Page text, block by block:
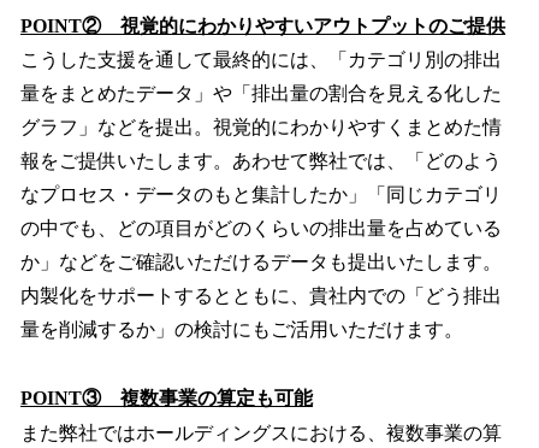
POINT② 視覚的にわかりやすいアウトプットのご提供
こうした支援を通して最終的には、「カテゴリ別の排出
量をまとめたデータ」や「排出量の割合を見える化した
グラフ」などを提出。視覚的にわかりやすくまとめた情
報をご提供いたします。あわせて弊社では、「どのよう
なプロセス・データのもと集計したか」「同じカテゴリ
の中でも、どの項目がどのくらいの排出量を占めている
か」などをご確認いただけるデータも提出いたします。
内製化をサポートするとともに、貴社内での「どう排出
量を削減するか」の検討にもご活用いただけます。
POINT③ 複数事業の算定も可能
また弊社ではホールディングスにおける、複数事業の算